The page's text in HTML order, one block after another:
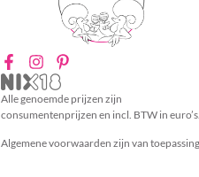
Alle genoemde prijzen zijn
consumentenprijzen en incl. BTW in euro’s.
Algemene voorwaarden zijn van